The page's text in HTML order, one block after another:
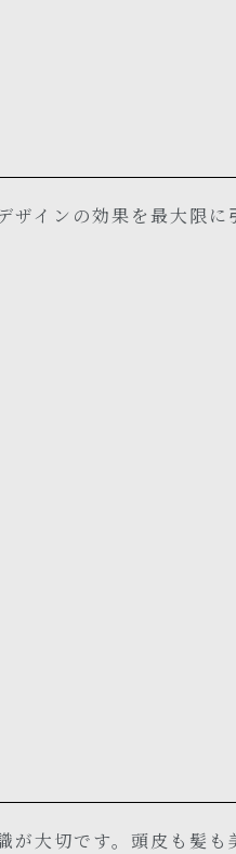
インの効果を最大限に
大切です。頭皮も髪も